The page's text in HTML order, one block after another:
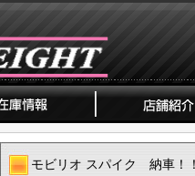
モビリオ スパイク 納車！